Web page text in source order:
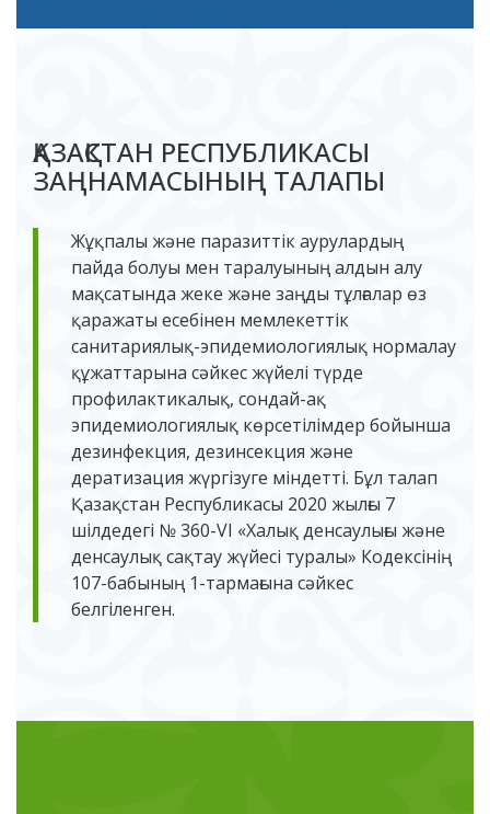
ҚАЗАҚСТАН РЕСПУБЛИКАСЫ
ЗАҢНАМАСЫНЫҢ ТАЛАПЫ
Жұқпалы және паразиттік аурулардың
пайда болуы мен таралуының алдын алу
мақсатында жеке және заңды тұлғалар өз
қаражаты есебінен мемлекеттік
санитариялық-эпидемиологиялық нормалау
құжаттарына сәйкес жүйелі түрде
профилактикалық, сондай-ақ
эпидемиологиялық көрсетілімдер бойынша
дезинфекция, дезинсекция және
дератизация жүргізуге міндетті. Бұл талап
Қазақстан Республикасы 2020 жылғы 7
шілдедегі № 360-VI «Халық денсаулығы және
денсаулық сақтау жүйесі туралы» Кодексінің
107-бабының 1-тармағына сәйкес
белгіленген.